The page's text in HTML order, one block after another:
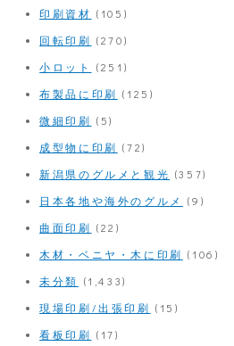
印刷資材 (105)
回転印刷 (270)
小ロット
(251)
布製品に印刷 (125)
微細印刷 (5)
成型物に印刷 (72)
新潟県のグルメと観光 (357)
日本各地や海外のグルメ
(9)
曲面印刷 (22)
木材・ベニヤ・木に印刷 (106)
未分類 (1,433)
現場印刷/出張印刷 (15)
看板印刷 (17)